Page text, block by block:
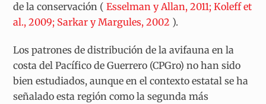
de la conservación (Esselman y Allan, 2011; Koleff et
al., 2009; Sarkar y Margules, 2002 ).
Los patrones de distribución de la avifauna en la
costa del Pacífico de Guerrero (CPGro) no han sido
bien estudiados, aunque en el contexto estatal se ha
señalado esta región como la segunda más